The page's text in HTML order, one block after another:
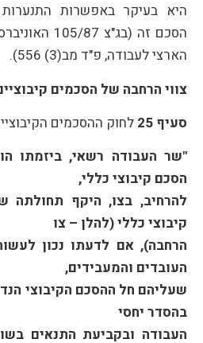
היא בעיקר באפשרות
הסכם זה
הארצי לעבודה, פ"ד מב(3) 556).
צווי הרחבה של הסכמים
סעיף 25
לחוק ההסכמים
"שר העבודה רשאי, ביזמתו
הסכם קיבוצי כללי,
להרחיב, בצו, היקף
קיבוצי כללי (להלן – צו
הרחבה), אם לדעתו נכון
העובדים והמעבידים,
שעליהם חל ההסכם הקיבוצי
בהסדר יחסי
העבודה ובקביעת התנאים